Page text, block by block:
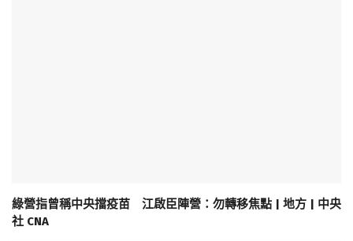
綠營指曾稱中央擋疫苗 江啟臣陣營：勿轉移焦點 | 地方 | 中央
社 CNA